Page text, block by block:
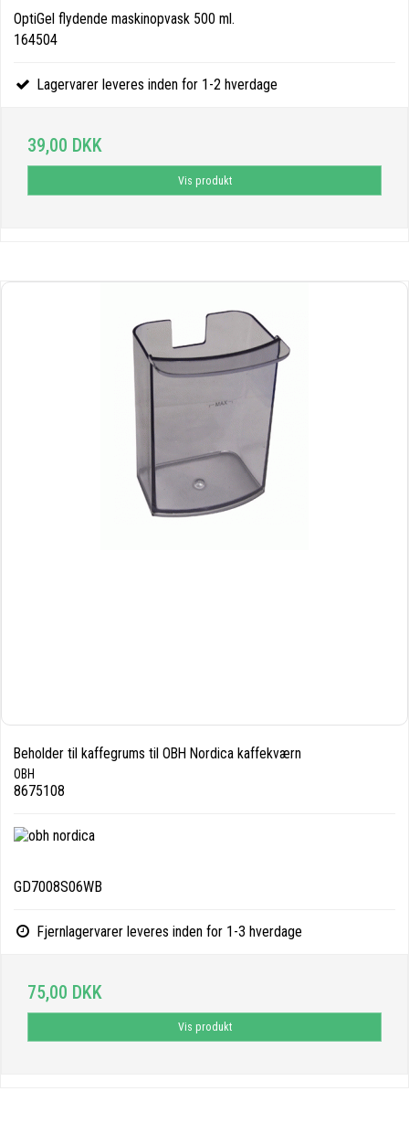
OptiGel flydende maskinopvask 500 ml.
164504
Lagervarer leveres inden for 1-2 hverdage
39,00 DKK
Vis produkt
Beholder til kaffegrums til OBH Nordica kaffekværn
OBH
8675108
GD7008S06WB
Fjernlagervarer leveres inden for 1-3 hverdage
75,00 DKK
Vis produkt